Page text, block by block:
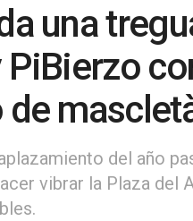
una
PiBierzo
de
del año
vibrar la Plaza del